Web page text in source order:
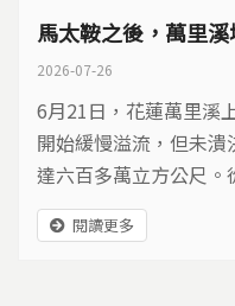
馬太鞍之後，萬里
2026-07-26
6月21日，花蓮萬里溪
開始緩慢溢流，但未
達六百多萬立方公尺
紅色警戒，居民撤離最
度不確定性的天然災害
閱讀更多